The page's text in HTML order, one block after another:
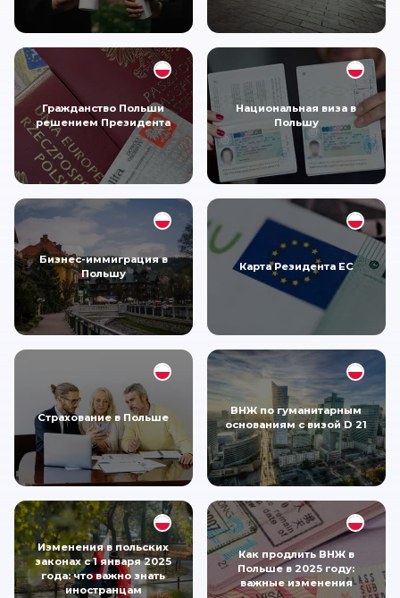
Гражданство Польши
решением Президента
Национальная виза в
Польшу
Бизнес-иммиграция в
Польшу
Карта Резидента ЕС
Страхование в Польше
ВНЖ по гуманитарным
основаниям с визой D 21
Изменения в польских
законах с 1 января 2025
года: что важно знать
иностранцам
Как продлить ВНЖ в
Польше в 2025 году:
важные изменения